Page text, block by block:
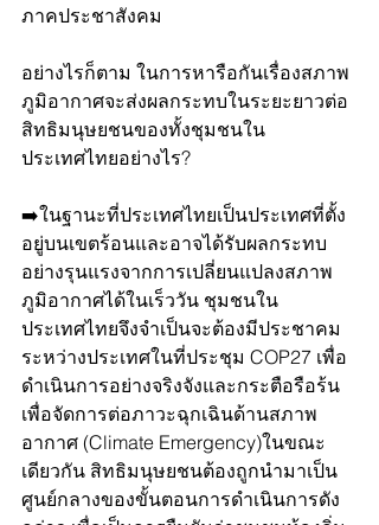
ภาคประชาสังคม
อย่างไรก็ตาม ในการหารือกันเรื่องสภาพ
ภูมิอากาศจะส่งผลกระทบในระยะยาวต่อ
สิทธิมนุษยชนของทั้งชุมชนใน
ประเทศไทยอย่างไร?
➡️ในฐานะที่ประเทศไทยเป็นประเทศที่ตั้ง
อยู่บนเขตร้อนและอาจได้รับผลกระทบ
อย่างรุนแรงจากการเปลี่ยนแปลงสภาพ
ภูมิอากาศได้ในเร็ววัน ชุมชนใน
ประเทศไทยจึงจำเป็นจะต้องมีประชาคม
ระหว่างประเทศในที่ประชุม COP27 เพื่อ
ดำเนินการอย่างจริงจังและกระตือรือร้น
เพื่อจัดการต่อภาวะฉุกเฉินด้านสภาพ
อากาศ (Climate Emergency)ในขณะ
เดียวกัน สิทธิมนุษยชนต้องถูกนำมาเป็น
ศูนย์กลางของขั้นตอนการดำเนินการดัง